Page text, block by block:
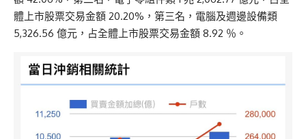
體上市股票交易金額 20.20%，第三名，電腦及週邊設備類
5,326.56 億元，占全體上市股票交易金額 8.92 ％。